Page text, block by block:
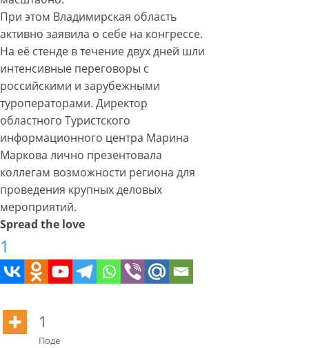
При этом Владимирская область
активно заявила о себе на конгрессе.
На её стенде в течение двух дней шли
интенсивные переговоры с
российскими и зарубежными
туроператорами. Директор
областного Туристского
информационного центра Марина
Маркова лично презентовала
коллегам возможности региона для
проведения крупных деловых
мероприятий.
Spread the love
1
1
Поде